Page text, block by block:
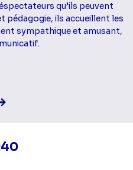
qu’ils peuvent
pédagogie, ils accueillent les
sympathique et amusant,
Voir la fiche diffusion